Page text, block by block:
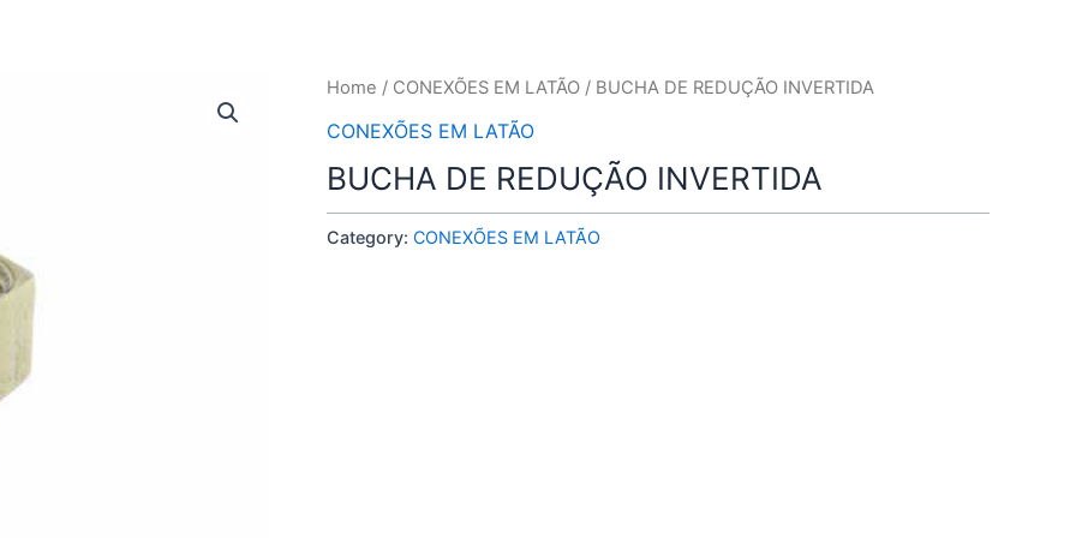
Home / CONEXÕES EM LATÃO / BUCHA DE REDUÇÃO INVERTIDA
CONEXÕES EM LATÃO
BUCHA DE REDUÇÃO INVERTIDA
Category: CONEXÕES EM LATÃO